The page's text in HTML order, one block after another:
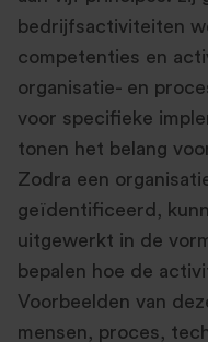
bedrijfsactiviteiten
competenties en
organisatie- en
voor specifieke
tonen het belang
Zodra een
geïdentificeerd,
uitgewerkt in de
bepalen hoe de
Voorbeelden van
mensen, proces,